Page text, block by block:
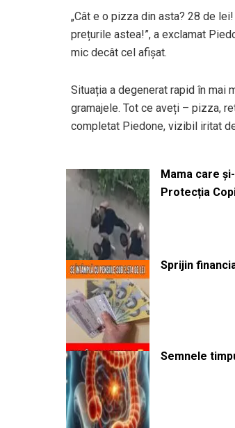
„Cât e o pizza din asta? 28 de
prețurile astea!”, a exclamat
mic decât cel afișat.
Situația a degenerat rapid în mai
gramajele. Tot ce aveți – pizza,
completat Piedone, vizibil iritat
Mama care
Protecția
Sprijin
Semnele